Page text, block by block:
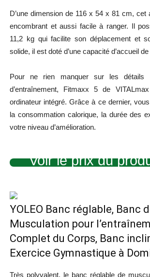
D’une dimension de 116 x 54 x 81 cm, cet
encombrant et aussi facile à ranger. Il
11,2 kg qui facilite son déplacement et
solide, il est doté d’une capacité d’accueil
Pour ne rien manquer sur les détails
d’entraînement, Fitmaxx 5 de VITALmax
ordinateur intégré. Grâce à ce dernier,
la consommation calorique, la durée des
votre niveau d’amélioration.
Voir le prix du
YOLEO Banc réglable, Banc
Musculation pour
Complet du Corps, Banc
Exercice Gymnastique à
Très polyvalent, le banc réglable de